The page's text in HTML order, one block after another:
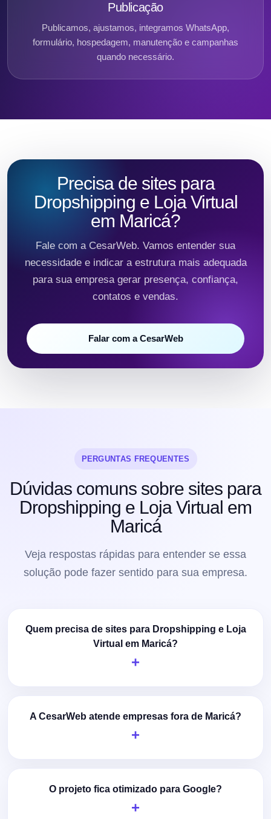
Publicação
Publicamos, ajustamos, integramos WhatsApp,
formulário, hospedagem, manutenção e campanhas
quando necessário.
Precisa de sites para
Dropshipping e Loja Virtual
em Maricá?
Fale com a CesarWeb. Vamos entender sua
necessidade e indicar a estrutura mais adequada
para sua empresa gerar presença, confiança,
contatos e vendas.
Falar com a CesarWeb
PERGUNTAS FREQUENTES
Dúvidas comuns sobre sites para
Dropshipping e Loja Virtual em
Maricá
Veja respostas rápidas para entender se essa
solução pode fazer sentido para sua empresa.
Quem precisa de sites para Dropshipping e Loja
Virtual em Maricá?
A CesarWeb atende empresas fora de Maricá?
O projeto fica otimizado para Google?